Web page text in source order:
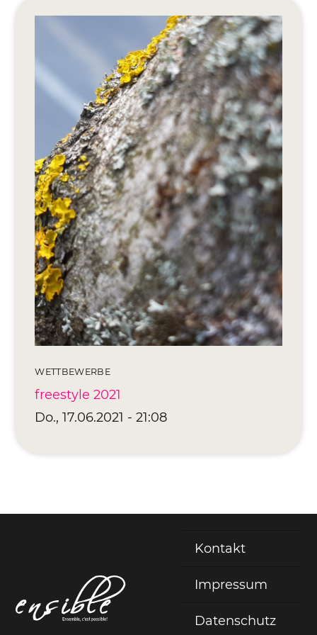
FreeStyle 2021
FreeStyle 2020
FreeStyle 2019
FreeStyle 2018
FreeStyle 2017
Ateliers
WETTBEWERBE
freestyle 2021
Do., 17.06.2021 - 21:08
Fußzeile
Kontakt
Impressum
Datenschutz